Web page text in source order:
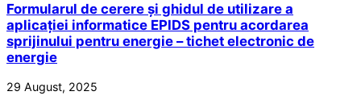
Formularul de cerere și ghidul de utilizare a
aplicației informatice EPIDS pentru acordarea
sprijinului pentru energie – tichet electronic de
energie
29 August, 2025